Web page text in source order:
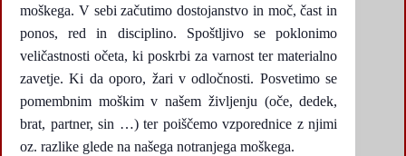
moškega. V sebi začutimo dostojanstvo in moč, čast in
ponos, red in disciplino. Spoštljivo se poklonimo
veličastnosti očeta, ki poskrbi za varnost ter materialno
zavetje. Ki da oporo, žari v odločnosti. Posvetimo se
pomembnim moškim v našem življenju (oče, dedek,
brat, partner, sin …) ter poiščemo vzporednice z njimi
oz. razlike glede na našega notranjega moškega.